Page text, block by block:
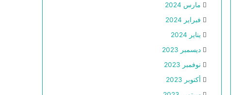
مارس 2024
فبراير 2024
يناير 2024
ديسمبر 2023
نوفمبر 2023
أكتوبر 2023